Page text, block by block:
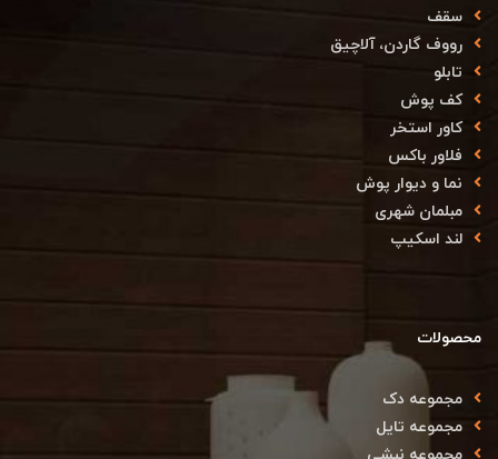
سقف
رووف گاردن، آلاچیق
تابلو
کف پوش
کاور استخر
فلاور باکس
نما و دیوار پوش
مبلمان شهری
لند اسکیپ
محصولات
مجموعه دک
مجموعه تایل
مجموعه نبشی